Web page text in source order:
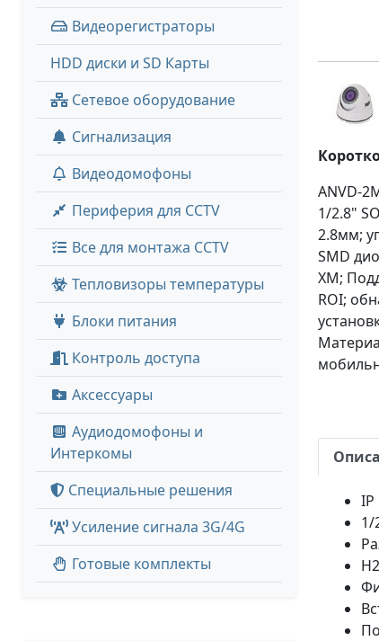
Видеорегистраторы
HDD диски и SD Карты
Сетевое оборудование
Сигнализация
Видеодомофоны
Периферия для CCTV
Все для монтажа CCTV
Тепловизоры температуры
Блоки питания
Контроль доступа
Аксессуары
Аудиодомофоны и
Интеркомы
Специальные решения
Усиление сигнала 3G/4G
Готовые комплекты
ANVD-
1/2.8"
2.8мм;
SMD
XM;
ROI;
IP
1/